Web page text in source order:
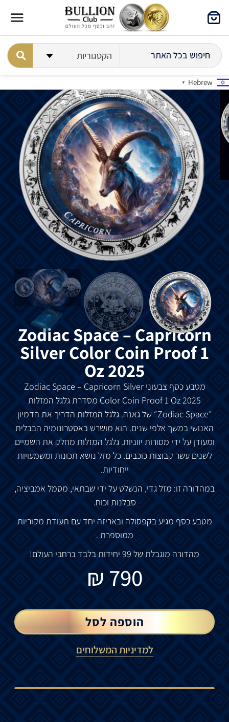
Hebrew
▼
Zodiac Space – Capricorn
Silver Color Coin Proof 1
Oz 2025
מטבע כסף צבעוני Zodiac Space – Capricorn Silver
Color Coin Proof 1 Oz 2025 מסדרת גלגל המזלות
״Zodiac Space״ של גאנה. גלגל המזלות הדריך את הדמיון
האנושי במשך אלפי שנים. הוא מושרש באסטרונומיה הבבלית
ומעודן על ידי מסורות יווניות. גלגל המזלות מחלק את השמיים
לשנים עשר קבוצות כוכבים. כל מזל נושא תכונות ומשמעויות
ייחודיות.
במהדורה זו: מזל גדי, הנשלט על ידי שבתאי, מסמל אמביציה,
סבלנות וכוח.
מטבע כסף מגיע בקפסולה ובאריזה יחד עם תעודת מקוריות
ממוספרת .
מהדורה מוגבלת של 99 יחידות בלבד ברחבי העולם!
790
₪
הוספה לסל
למדיניות המשלוחים